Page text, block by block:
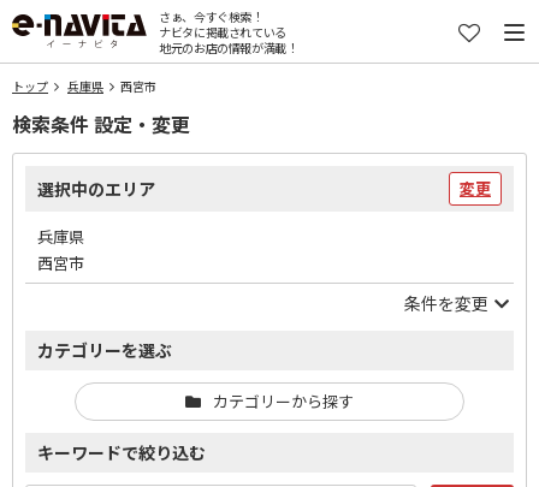
さぁ、今すぐ検索！
ナビタに掲載されている
地元のお店の情報が満載！
トップ 兵庫県 西宮市
検索条件 設定・変更
選択中のエリア 変更
兵庫県
西宮市
条件を変更
カテゴリーを選ぶ
カテゴリーから探す
キーワードで絞り込む